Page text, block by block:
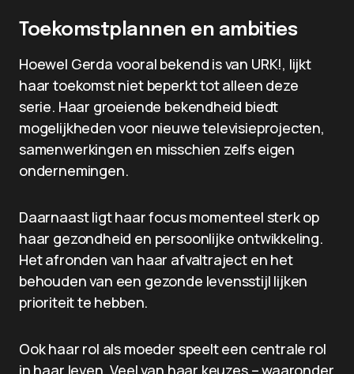
Toekomstplannen en ambities
Hoewel Gerda vooral bekend is van URK!, lijkt
haar toekomst niet beperkt tot alleen deze
serie. Haar groeiende bekendheid biedt
mogelijkheden voor nieuwe televisieprojecten,
samenwerkingen en misschien zelfs eigen
ondernemingen.
Daarnaast ligt haar focus momenteel sterk op
haar gezondheid en persoonlijke ontwikkeling.
Het afronden van haar afvaltraject en het
behouden van een gezonde levensstijl lijken
prioriteit te hebben.
Ook haar rol als moeder speelt een centrale rol
in haar leven. Veel van haar keuzes – waaronder